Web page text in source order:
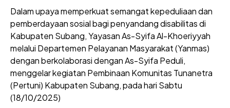
Dalam upaya memperkuat semangat kepeduliaan dan
pemberdayaan sosial bagi penyandang disabilitas di
Kabupaten Subang, Yayasan As-Syifa Al-Khoeriyyah
melalui Departemen Pelayanan Masyarakat (Yanmas)
dengan berkolaborasi dengan As-Syifa Peduli,
menggelar kegiatan Pembinaan Komunitas Tunanetra
(Pertuni) Kabupaten Subang, pada hari Sabtu
(18/10/2025)